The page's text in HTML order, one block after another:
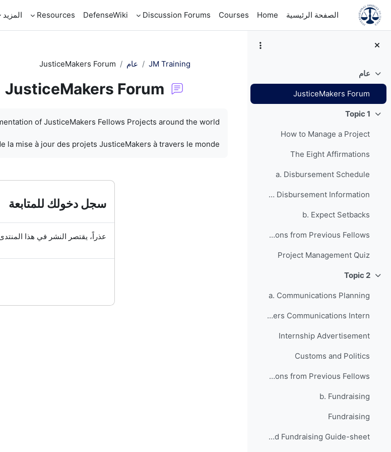
تخطى إلى المحتوى الرئيسي
الصفحة الرئيسية
Home
Courses
Discussion Forums
DefenseWiki
Resources المزيد
طيعام
JusticeMakers Forum
طيTopic 1
How to Manage a Project
The Eight Affirmations
a. Disbursement Schedule
Grant Disbursement Information
b. Expect Setbacks
Anticipating Setbacks - Lessons from Previous Fellows
Project Management Quiz
طيTopic 2
a. Communications Planning
Your JusticeMakers Communications Intern
Internship Advertisement
Customs and Politics
Raising Awareness for your Project - Lessons from Previous Fellows
b. Fundraising
Fundraising
Grant Writing and Fundraising Guide-sheet
JM Training عام JusticeMakers Forum
JusticeMakers Forum
of JusticeMakers Fellows Projects around the world.
la mise à jour des projets JusticeMakers à travers le monde.
سجل دخولك للمتابعة
عذراً، يقتصر النشر في هذا